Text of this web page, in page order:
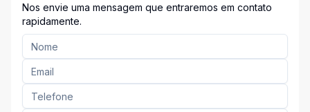
Nos envie uma mensagem que entraremos em contato
rapidamente.